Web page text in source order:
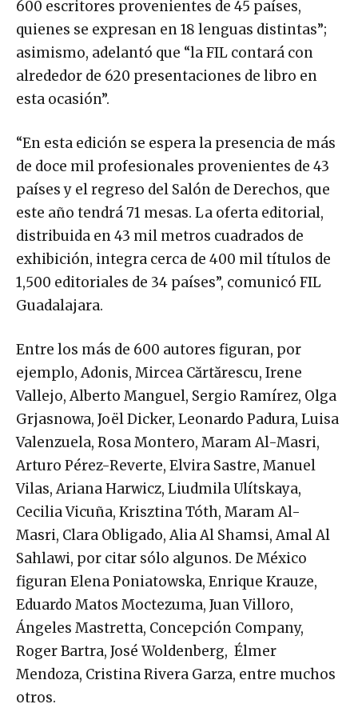
600 escritores provenientes de 45 países,
quienes se expresan en 18 lenguas distintas”;
asimismo, adelantó que “la FIL contará con
alrededor de 620 presentaciones de libro en
esta ocasión”.
“En esta edición se espera la presencia de más
de doce mil profesionales provenientes de 43
países y el regreso del Salón de Derechos, que
este año tendrá 71 mesas. La oferta editorial,
distribuida en 43 mil metros cuadrados de
exhibición, integra cerca de 400 mil títulos de
1,500 editoriales de 34 países”, comunicó FIL
Guadalajara.
Entre los más de 600 autores figuran, por
ejemplo, Adonis, Mircea Cărtărescu, Irene
Vallejo, Alberto Manguel, Sergio Ramírez, Olga
Grjasnowa, Joël Dicker, Leonardo Padura, Luisa
Valenzuela, Rosa Montero, Maram Al-Masri,
Arturo Pérez-Reverte, Elvira Sastre, Manuel
Vilas, Ariana Harwicz, Liudmila Ulítskaya,
Cecilia Vicuña, Krisztina Tóth, Maram Al-
Masri, Clara Obligado, Alia Al Shamsi, Amal Al
Sahlawi, por citar sólo algunos. De México
figuran Elena Poniatowska, Enrique Krauze,
Eduardo Matos Moctezuma, Juan Villoro,
Ángeles Mastretta, Concepción Company,
Roger Bartra, José Woldenberg, Élmer
Mendoza, Cristina Rivera Garza, entre muchos
otros.